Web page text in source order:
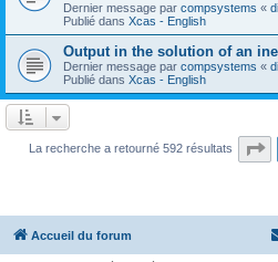
Dernier message par compsystems «
Publié dans Xcas - English
Output in the solution of an
Dernier message par compsystems «
Publié dans Xcas - English
La recherche a retourné 592 résultats
Accueil du forum